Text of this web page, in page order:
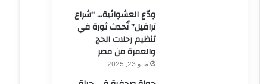
ودّع العشوائية… “شراع
ترافيل” تُحدث ثورة في
تنظيم رحلات الحج
والعمرة من مصر
مايو 23, 2025